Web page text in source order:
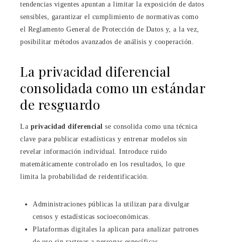
tendencias vigentes apuntan a limitar la exposición de datos
sensibles, garantizar el cumplimiento de normativas como
el Reglamento General de Protección de Datos y, a la vez,
posibilitar métodos avanzados de análisis y cooperación.
La privacidad diferencial
consolidada como un estándar
de resguardo
La privacidad diferencial se consolida como una técnica
clave para publicar estadísticas y entrenar modelos sin
revelar información individual. Introduce ruido
matemáticamente controlado en los resultados, lo que
limita la probabilidad de reidentificación.
Administraciones públicas la utilizan para divulgar
censos y estadísticas socioeconómicas.
Plataformas digitales la aplican para analizar patrones